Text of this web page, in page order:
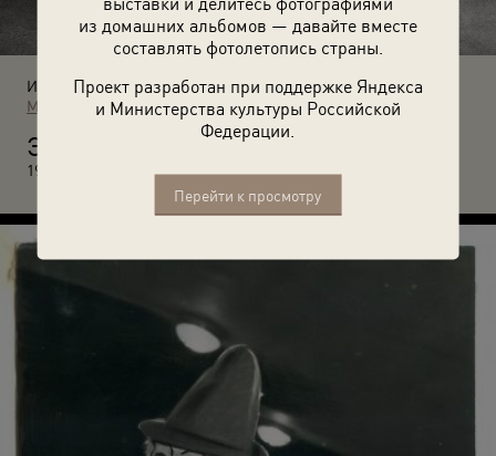
из домашних альбомов — давайте вместе
составлять фотолетопись страны.
Проект разработан при поддержке Яндекса
и Министерства культуры Российской
Федерации.
Перейти к просмотру
Источники:
МАММ / МДФ
Э
1942 год. Евгений Халдей.